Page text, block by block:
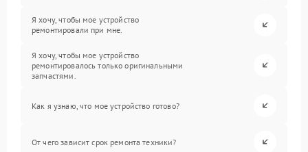
Я хочу, чтобы мое устройство
ремонтировали при мне.
Я хочу, чтобы мое устройство
ремонтировалось только оригинальными
запчастями.
Как я узнаю, что мое устройство готово?
От чего зависит срок ремонта техники?